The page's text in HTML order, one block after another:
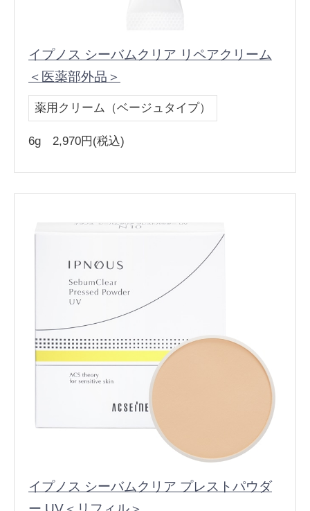
イプノス シーバムクリア リペアクリーム
＜医薬部外品＞
薬用クリーム（ベージュタイプ）
6g 2,970円(税込)
イプノス シーバムクリア プレストパウダ